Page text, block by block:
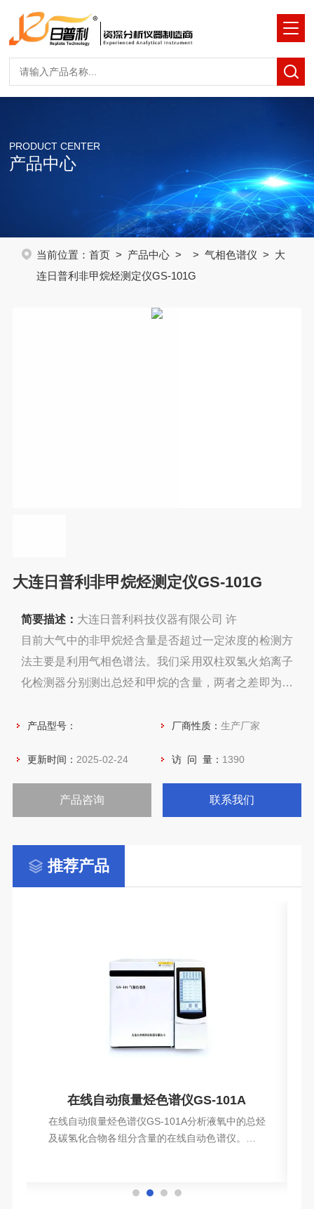
PRODUCT CENTER
产品中心
当前位置： 首页> 产品中心> > 气相色谱仪 > 大
连日普利非甲烷烃测定仪GS-101G
大连日普利非甲烷烃测定仪GS-101G
简要描述： 大连日普利科技仪器有限公司 许
目前大气中的非甲烷烃含量是否超过一定浓度的检测方
法主要是利用气相色谱法。我们采用双柱双氢火焰离子
化检测器分别测出总烃和甲烷的含量，两者之差即为非
产品型号： 厂商性质： 生产厂家
更新时间： 2025-02-24 访 问 量： 1390
产品咨询 联系我们
推荐产品
在线自动痕量烃色谱仪GS-101A
在线自动痕量烃色谱仪GS-101A分析液氧中的总烃
及碳氢化合物各组分含量的在线自动色谱仪。它工